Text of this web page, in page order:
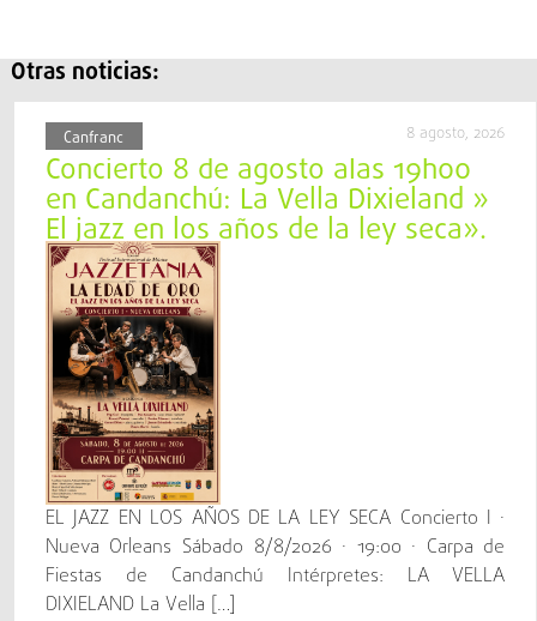
Otras noticias:
Canfranc 8 agosto, 2026
Concierto 8 de agosto alas 19h00
en Candanchú: La Vella Dixieland »
El jazz en los años de la ley seca».
EL JAZZ EN LOS AÑOS DE LA LEY SECA Concierto I ·
Nueva Orleans Sábado 8/8/2026 · 19:00 · Carpa de
Fiestas de Candanchú Intérpretes: LA VELLA
DIXIELAND La Vella […]